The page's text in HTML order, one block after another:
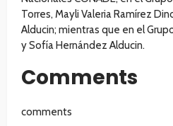
Torres, Mayli Valeria Ramírez
Alducin; mientras que en el
y Sofía Hernández Alducin.
Comments
comments